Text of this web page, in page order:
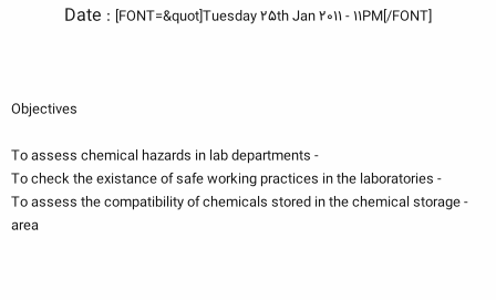
Date : [FONT=&quot]Tuesday 25th Jan 2011 - 11PM[/FONT]
Objectives
- To assess chemical hazards in lab departments
- To check the existance of safe working practices in the laboratories
- To assess the compatibility of chemicals stored in the chemical storage
area